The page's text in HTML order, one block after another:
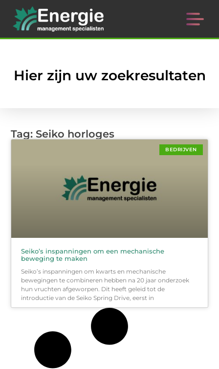
Hier zijn uw zoekresultaten
Tag: Seiko horloges
BEDRIJVEN
Seiko’s inspanningen om een mechanische
beweging te maken
Seiko’s inspanningen om kwarts en mechanische
bewegingen te combineren hebben na 20 jaar onderzoek
hun vruchten afgeworpen. Dit heeft geleid tot de
introductie van de Seiko Spring Drive, eerst in